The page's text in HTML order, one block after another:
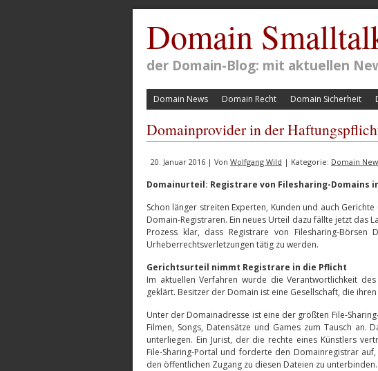
Domain
der Domain-Blog: mit aktuellen
Domain News Domain Recht Domain Sicherheit
Domainprovider in der
20. Januar 2016 | Von Wolfgang Wild | Kategorie: Domain
Domainurteil: Registrare von Filesharing-Domains
Schon länger streiten Experten, Kunden und auch
Domain-Registraren. Ein neues Urteil dazu fällte jetzt das
Prozess klar, dass Registrare von Filesharing-
Urheberrechtsverletzungen tätig zu werden.
Gerichtsurteil nimmt Registrare in die Pflicht
Im aktuellen Verfahren wurde die Verantwortlichkeit
geklärt. Besitzer der Domain ist eine Gesellschaft, die ihren
Unter der Domainadresse ist eine der größten File-
Filmen, Songs, Datensätze und Games zum Tausch an.
unterliegen. Ein Jurist, der die rechte eines Künstlers
File-Sharing-Portal und forderte den Domainregistrar
den öffentlichen Zugang zu diesen Dateien zu unterbinden.